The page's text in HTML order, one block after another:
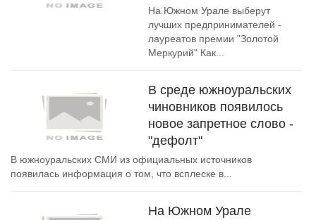
На Южном Урале выберут
лучших предпринимателей -
лауреатов премии "Золотой
Меркурий" Как...
В среде южноуральских
чиновников появилось
новое запретное слово -
"дефолт"
В южноуральских СМИ из официальных источников
появилась информация о том, что всплеске в...
На Южном Урале